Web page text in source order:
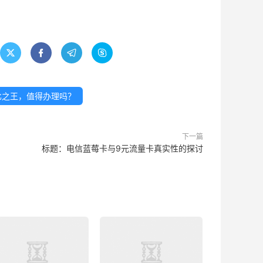
   
王，值得办理吗？
下一篇
标题：电信蓝莓卡与9元流量卡真实性的探讨